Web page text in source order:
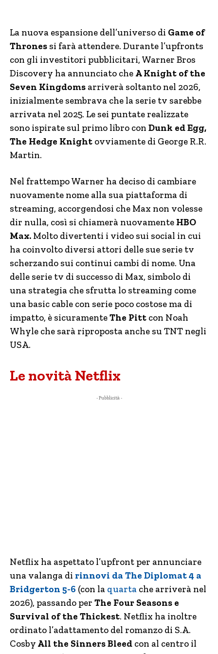
La nuova espansione dell’universo di Game of
Thrones si farà attendere. Durante l’upfronts
con gli investitori pubblicitari, Warner Bros
Discovery ha annunciato che A Knight of the
Seven Kingdoms arriverà soltanto nel 2026,
inizialmente sembrava che la serie tv sarebbe
arrivata nel 2025. Le sei puntate realizzate
sono ispirate sul primo libro con Dunk ed Egg,
The Hedge Knight ovviamente di George R.R.
Martin.
Nel frattempo Warner ha deciso di cambiare
nuovamente nome alla sua piattaforma di
streaming, accorgendosi che Max non volesse
dir nulla, così si chiamerà nuovamente HBO
Max. Molto divertenti i video sui social in cui
ha coinvolto diversi attori delle sue serie tv
scherzando sui continui cambi di nome. Una
delle serie tv di successo di Max, simbolo di
una strategia che sfrutta lo streaming come
una basic cable con serie poco costose ma di
impatto, è sicuramenteThe Pitt con Noah
Whyle che sarà riproposta anche su TNT negli
USA.
Le novità Netflix
- Pubblicità -
Netflix ha aspettato l’upfront per annunciare
una valanga di rinnovi da The Diplomat 4 a
Bridgerton 5-6 (con la quarta che arriverà nel
2026), passando per The Four Seasons e
Survival of the Thickest. Netflix ha inoltre
ordinato l’adattamento del romanzo di S.A.
Cosby All the Sinners Bleed con al centro il